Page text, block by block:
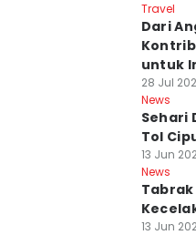
Travel
Dari
untuk
28 Jul
News
Sehari
Tol
13 Jun
News
Tabrak
13 Jun